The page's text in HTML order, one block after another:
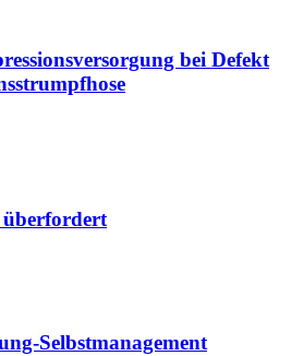
bei Defekt
Selbstmanagement